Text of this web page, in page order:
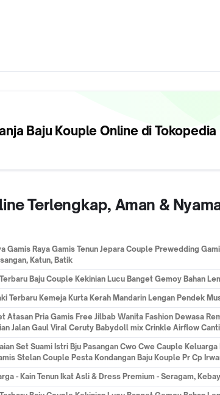
Baju Kouple Online di Tokopedia
Terlengkap, Aman &
Gamis Raya Gamis Tenun Jepara Couple Prewedding
Katun, Batik
Baju Couple Kekinian Lucu Banget Gemoy Bahan
Terbaru Kemeja Kurta Kerah Mandarin Lengan Pendek
Atasan Pria Gamis Free Jilbab Wanita Fashion Dewasa
Jalan Gaul Viral Ceruty Babydoll mix Crinkle Airflow
Set Suami Istri Bju Pasangan Cwo Cwe Cauple
Stelan Couple Pesta Kondangan Baju Kouple Pr Cp
- Kain Tenun Ikat Asli & Dress Premium - Seragam,